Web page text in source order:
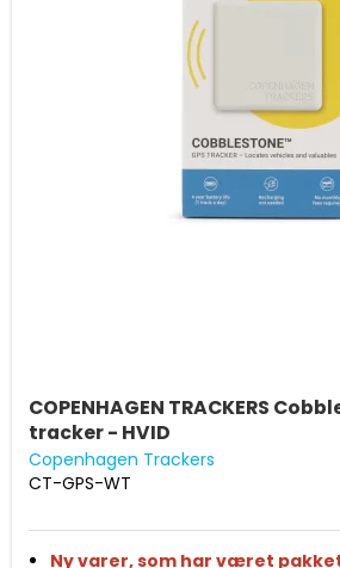
COPENHAGEN TRACKERS
tracker - HVID
Copenhagen Trackers
CT-GPS-WT
Ny varer, som har været